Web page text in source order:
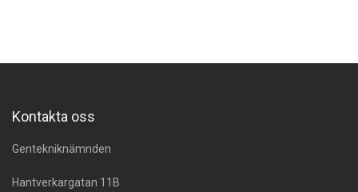
Kontakta oss
Gentekniknämnden
Hantverkargatan 11B